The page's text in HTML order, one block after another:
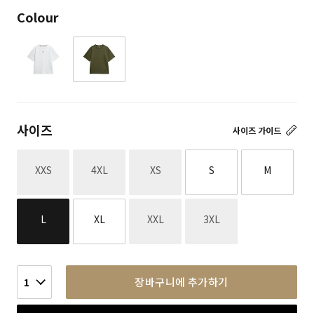
Colour
사이즈 가이드
사이즈
XXS재고없음 4XL XS재고없음 S M
L XL XXL 3XL
1 장바구니에 추가하기